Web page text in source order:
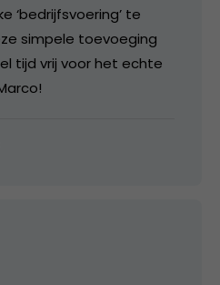
‘bedrijfsvoering’ te
simpele toevoeging
tijd vrij voor het echte